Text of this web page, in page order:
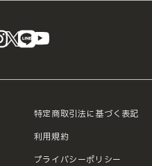
instagram
X LINE
特定商取引法に基づく表記
利用規約
プライバシーポリシー